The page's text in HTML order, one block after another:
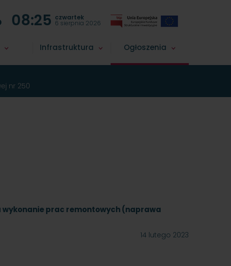
08:25 czwartek
6 sierpnia 2026
Infrastruktura Ogłoszenia
nr 250
prac remontowych (naprawa
14 lutego 2023